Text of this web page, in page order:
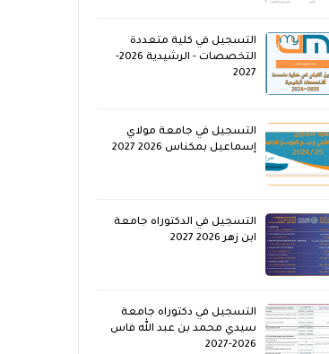
التسجيل في كلية متعددة
التخصصات - الرشيدية 2026-
2027
التسجيل في جامعة مولاي
إسماعيل بمكناس 2026 2027
التسجيل في الدكتوراه جامعة
ابن زهر 2026 2027
التسجيل في دكتوراه جامعة
سيدي محمد بن عبد الله فاس
2026-2027